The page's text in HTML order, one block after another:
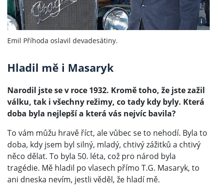
i
Emil Příhoda oslavil devadesátiny.
Hladil mě i Masaryk
Narodil jste se v roce 1932. Kromě toho, že jste zažil
válku, tak i všechny režimy, co tady kdy byly. Která
doba byla nejlepší a která vás nejvíc bavila?
To vám můžu hravě říct, ale vůbec se to nehodí. Byla to
doba, kdy jsem byl silný, mladý, chtivý zážitků a chtivý
něco dělat. To byla 50. léta, což pro národ byla
tragédie. Mě hladil po vlasech přímo T.G. Masaryk, to
ani dneska nevím, jestli věděl, že hladí mě.